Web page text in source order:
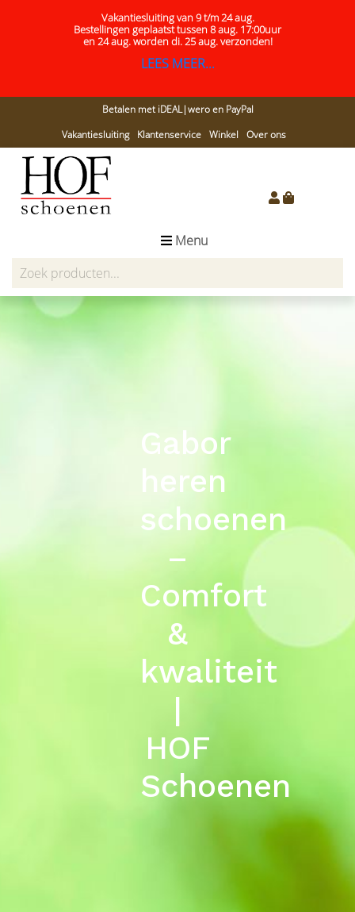
Vakantiesluiting van 9 t/m 24 aug.
Bestellingen geplaatst tussen 8 aug. 17:00uur
en 24 aug.worden di. 25 aug. verzonden!
LEES MEER...
Betalen met iDEAL|wero en PayPal
Vakantiesluiting
Klantenservice Winkel Over ons
Menu
Gabor
heren
schoenen
–
Comfort
&
kwaliteit
|
HOF
Schoenen